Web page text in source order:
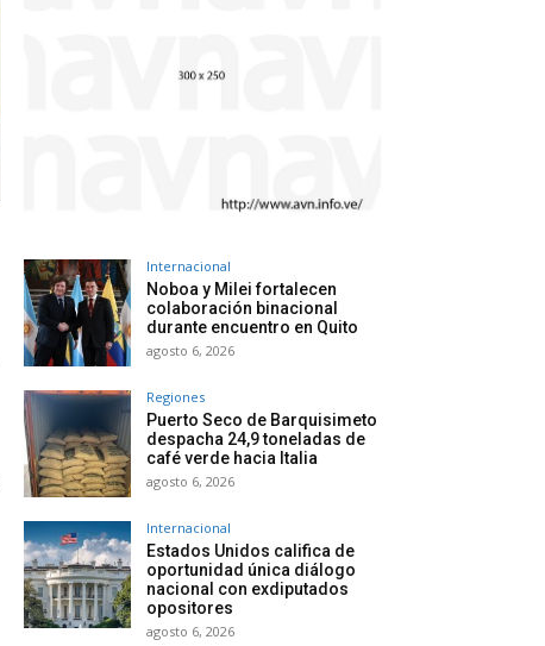
Internacional
Noboa y Milei fortalecen
colaboración binacional
durante encuentro en Quito
agosto 6, 2026
Regiones
Puerto Seco de Barquisimeto
despacha 24,9 toneladas de
café verde hacia Italia
agosto 6, 2026
Internacional
Estados Unidos califica de
oportunidad única diálogo
nacional con exdiputados
opositores
agosto 6, 2026